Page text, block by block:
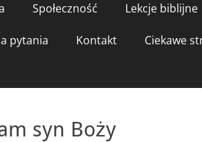
Społeczność Lekcje biblijne
pytania Kontakt Ciekawe
syn Boży